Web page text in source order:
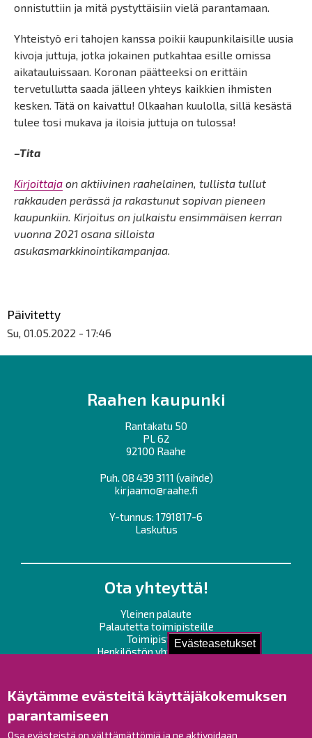
Evästeasetukset
Käytämme evästeitä käyttäjäkokemuksen
parantamiseen
Osa evästeistä on välttämättömiä ja ne aktivoidaan
onnistuttiin ja mitä pystyttäisiin vielä parantamaan.
Yhteistyö eri tahojen kanssa poikii kaupunkilaisille uusia
kivoja juttuja, jotka jokainen putkahtaa esille omissa
aikatauluissaan. Koronan päätteeksi on erittäin
tervetullutta saada jälleen yhteys kaikkien ihmisten
kesken. Tätä on kaivattu! Olkaahan kuulolla, sillä kesästä
tulee tosi mukava ja iloisia juttuja on tulossa!
–Tita
Kirjoittaja on aktiivinen raahelainen, tullista tullut
rakkauden perässä ja rakastunut sopivan pieneen
kaupunkiin. Kirjoitus on julkaistu ensimmäisen kerran
vuonna 2021 osana silloista
asukasmarkkinointikampanjaa.
Päivitetty
Su, 01.05.2022 - 17:46
Raahen kaupunki
Rantakatu 50
PL 62
92100 Raahe
Puh. 08 439 3111 (vaihde)
kirjaamo@raahe.fi
Y-tunnus: 1791817-6
Laskutus
Ota yhteyttä!
Yleinen palaute
Palautetta toimipisteille
Toimipisteet
Henkilöstön yhteystiedot
Raahe Facebookissa
Raahe Instagramissa
Raahe LinkedInissä